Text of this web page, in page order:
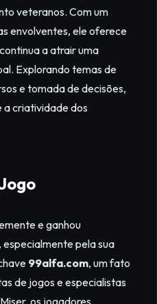
veteranos. Com um
envolventes, ele oferece
a atrair uma
Explorando temas de
e tomada de decisões,
a criatividade dos
e ganhou
pela sua
99alfa.com, um fato
de jogos e especialistas
os jogadores